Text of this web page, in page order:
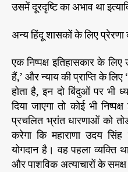
उसमें दूरदृष्टि का अभाव था
अन्य हिंदू शासकों के लिए
एक निष्पक्ष इतिहासकार के
हैं,’ और न्याय की प्राप्ति के लिए
होता है, इन दो बिंदुओं पर भी
दिया जाएगा तो कोई भी
प्रचलित भ्रांत धारणाओं को
करेगा कि महाराणा उदय सिंह
योगदान है। वह पहला व्यक्ति
और पाशविक अत्याचारों के